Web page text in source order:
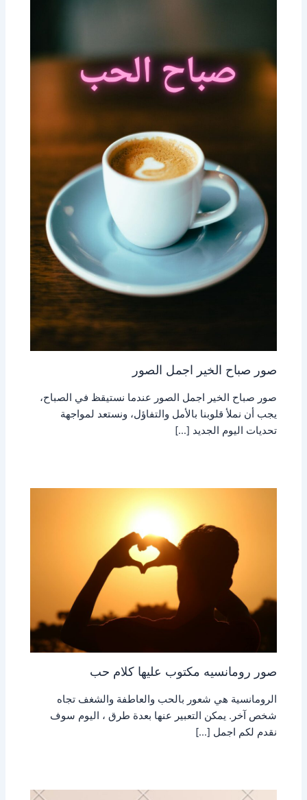
صور صباح الخير اجمل الصور
صور صباح الخير اجمل الصور عندما نستيقظ في الصباح،
يجب أن نملأ قلوبنا بالأمل والتفاؤل، ونستعد لمواجهة
تحديات اليوم الجديد […]
صور رومانسيه مكتوب عليها كلام حب
الرومانسية هي شعور بالحب والعاطفة والشغف تجاه
شخص آخر. يمكن التعبير عنها بعدة طرق ، اليوم سوف
نقدم لكم اجمل […]